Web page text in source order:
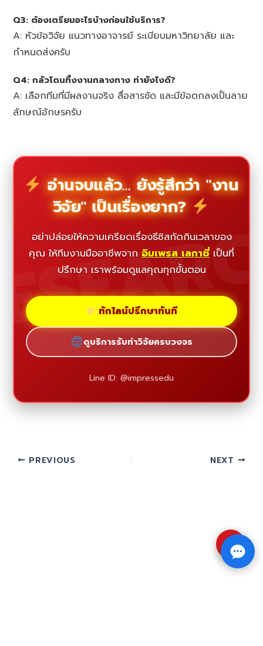
Q3: ต้องเตรียมอะไรบ้างก่อนใช้บริการ?
A: หัวข้อวิจัย แนวทางอาจารย์ ระเบียบมหาวิทยาลัย และ
กำหนดส่งครับ
Q4: กลัวโดนทิ้งงานกลางทาง ทำยังไงดี?
A: เลือกทีมที่มีผลงานจริง สื่อสารชัด และมีข้อตกลงเป็นลาย
ลักษณ์อักษรครับ
อ่านจบแล้ว... ยังรู้สึกว่า "งาน
วิจัย" เป็นเรื่องยาก?
อย่าปล่อยให้ความเครียดเรื่องธีซิสกัดกินเวลาของ
คุณ ให้ทีมงานมืออาชีพจาก อิมเพรส เลกาซี่ เป็นที่
ปรึกษา เราพร้อมดูแลคุณทุกขั้นตอน
ทักไลน์ปรึกษาทันที
ดูบริการรับทำวิจัยครบวงจร
Line ID: @impressedu
PREVIOUS NEXT
⇧